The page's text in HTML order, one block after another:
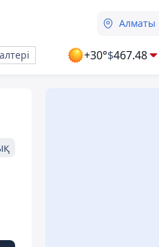
Алматы
+30°$467.48